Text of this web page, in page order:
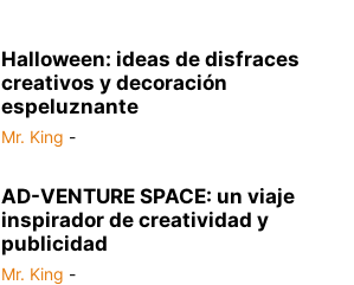
Halloween: ideas de disfraces
creativos y decoración
espeluznante
Mr. King -
AD-VENTURE SPACE: un viaje
inspirador de creatividad y
publicidad
Mr. King -